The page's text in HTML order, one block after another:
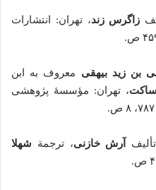
زاگرس زند، تهران: انتشارات
بن زید بیهقی معروف به ابن
، تهران: مؤسسۀ پژوهشی
آرش خازنی، ترجمة شهلا